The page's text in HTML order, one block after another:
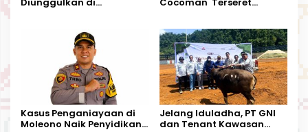
Harapan Warga
Kalimantan Barat
Kasus Penganiayaan di
Moleono Naik Penyidikan,
Jelang Iduladha, PT GNI
dan Tenant Kawasan